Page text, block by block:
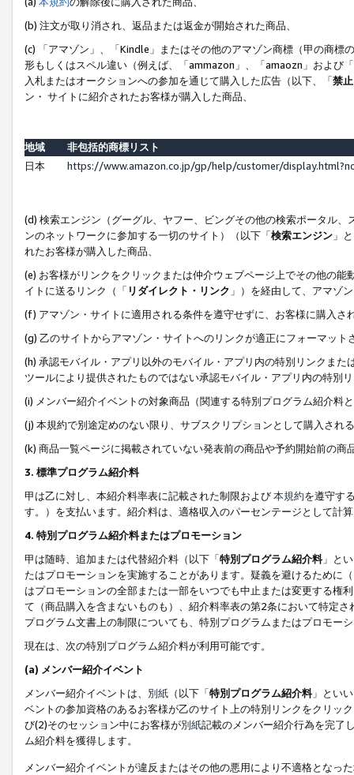
(b) 注文が取り消され、返品または返金が開始された商品、
(c) 「アマゾン」、「Kindle」またはその他のアマゾン商標（甲の商
形もしくはスペル違い（例えば、「ammazon」、「amaozn」および
入札またはオークションへの参加を通じて購入した広告（以下、「禁
ン・ サイトに紹介されたお客様が購入した商品、
地域
非包括的商標リスト
日本
https://www.amazon.co.jp/gp/help/customer/
(d) 検索エンジン（グーグル、ヤフー、ビングその他の検索ポータル
ンのネットワークに参加する一切のサイト）（以下「検索エンジン 」
れたお客様が購入した商品、
(e) お客様がリンクをクリックまたは仲介ウェブページ上でその他の
イトに送るリンク（「 リダイレクト・リンク 」）を経由して、アマゾ
(f) アマゾン・サイトに適用される条件を遵守せずに、お客様に購入さ
(g) 乙のサイトからアマゾン・サイトへのリンクが適正にフォーマッ
(h) 承認モバイル・アプリ以外のモバイル・アプリ内の特別リンクま
ツールにより提供されたものではない承認モバイル・アプリ内の特別
(i) メンバー紹介イベントの対象商品（関連する特別プログラム紹介料
(j) 本規約で別途定めのない限り、サブスクリプションとして購入され
(k) 商品一覧ページに掲載されていない発表前の商品や予約開始前の商
3. 標準プログラム紹介料
甲は乙に対し、本紹介料率表に記載された制限および本規約を遵守す
す。）を支払います。紹介料は、適格収入のパーセンテージとして計
4. 特別プログラム紹介料またはプロモーション
甲は随時、追加または代替紹介料（以下「特別プログラム紹介料」と
たはプロモーションを実施することがあります。疑義を避けるために
はプロモーションの全部または一部をいつでも中止または変更する権
て（商品購入を含まないものも）、紹介料率表の第2条において特定
プログラム文書上の制限についても、特別プログラムまたはプロモー
現在は、次の特別プログラム紹介料が利用可能です。
(a) メンバー紹介イベント
メンバー紹介イベントは、 別紙 （以下「特別プログラム紹介料」とい
ベントの参加資格のあるお客様が乙のサイト上の特別リンクをクリッ
び(2)そのセッション中にお客様が別紙記載のメンバー紹介行為を完了
ム紹介料を獲得します。
メンバー紹介イベントが違反またはその他の悪用により不適格となっ